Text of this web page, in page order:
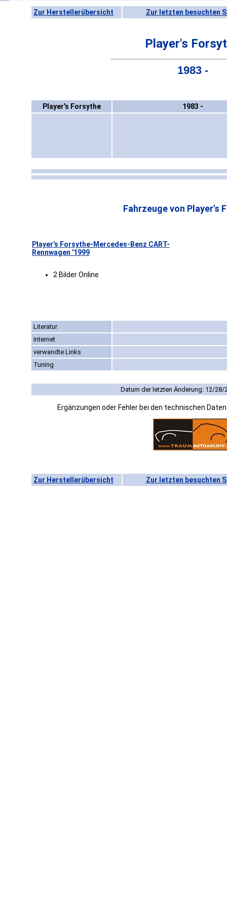
Zur Herstellerübersicht Zur letzten besuchten
Player's
1983 -
Player's Forsythe 1983 -
Fahrzeuge von Player's
Player's Forsythe-Mercedes-Benz CART-
Rennwagen '1999
2 Bilder Online
Literatur
Internet
verwandte Links
Tuning
Datum der letzten Änderung: 12/28/
Ergänzungen oder Fehler bei den technischen
Zur Herstellerübersicht Zur letzten besuchten